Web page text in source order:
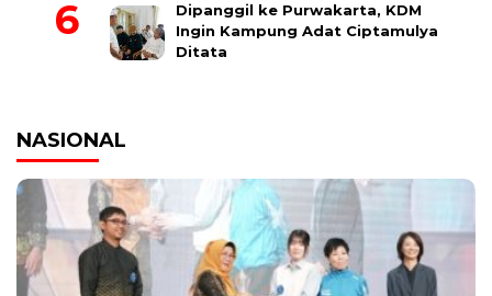
Dipanggil ke Purwakarta, KDM
Ingin Kampung Adat Ciptamulya
Ditata
NASIONAL